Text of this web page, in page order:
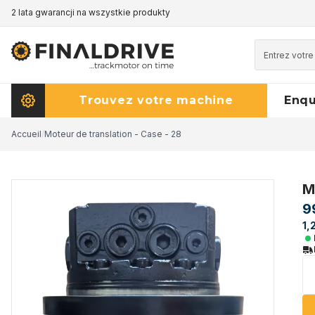
2 lata gwarancji na wszystkie produkty
Trouvez votre machine
Accueil/Moteur de translation - Case - 28